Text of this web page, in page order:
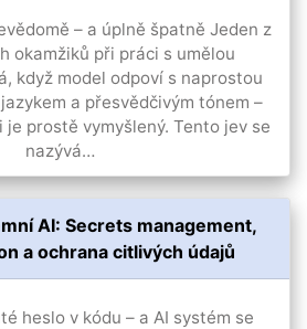
– a úplně špatně Jeden z
okamžiků při práci s umělou
když model odpoví s naprostou
a přesvědčivým tónem –
je prostě vymyšlený. Tento jev se
nazývá…
AI: Secrets management,
a ochrana citlivých údajů
heslo v kódu – a AI systém se